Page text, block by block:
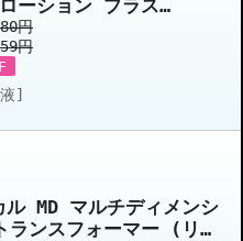
ーション プラス
チューブ） x 2 お得
円
円
]
ル MD マルチディメンシ
ンスフォーマー (リボ